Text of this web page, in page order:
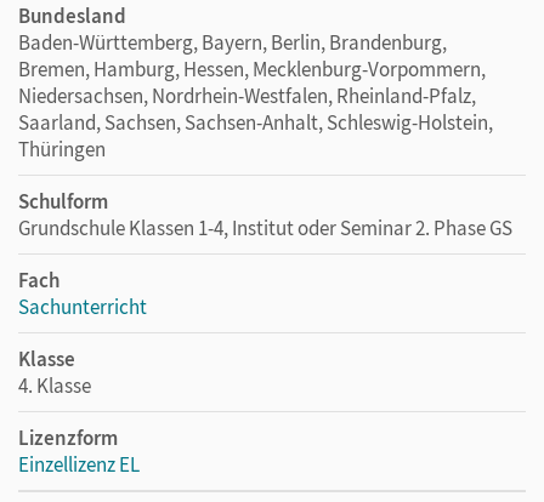
Bundesland
Baden-Württemberg, Bayern, Berlin, Brandenburg,
Bremen, Hamburg, Hessen, Mecklenburg-Vorpommern,
Niedersachsen, Nordrhein-Westfalen, Rheinland-Pfalz,
Saarland, Sachsen, Sachsen-Anhalt, Schleswig-Holstein,
Thüringen
Schulform
Grundschule Klassen 1-4, Institut oder Seminar 2. Phase GS
Fach
Sachunterricht
Klasse
4. Klasse
Lizenzform
Einzellizenz EL